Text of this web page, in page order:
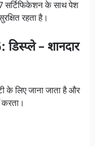
सर्टिफिकेशन के साथ पेश
रहता है।
– शानदार
के लिए जाना जाता है और